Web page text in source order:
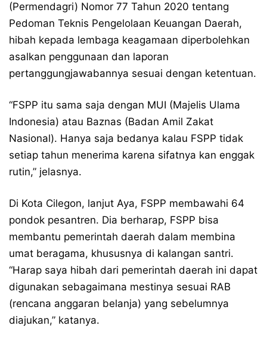
(Permendagri) Nomor 77 Tahun 2020 tentang
Pedoman Teknis Pengelolaan Keuangan Daerah,
hibah kepada lembaga keagamaan diperbolehkan
asalkan penggunaan dan laporan
pertanggungjawabannya sesuai dengan ketentuan.
“FSPP itu sama saja dengan MUI (Majelis Ulama
Indonesia) atau Baznas (Badan Amil Zakat
Nasional). Hanya saja bedanya kalau FSPP tidak
setiap tahun menerima karena sifatnya kan enggak
rutin,” jelasnya.
Di Kota Cilegon, lanjut Aya, FSPP membawahi 64
pondok pesantren. Dia berharap, FSPP bisa
membantu pemerintah daerah dalam membina
umat beragama, khususnya di kalangan santri.
“Harap saya hibah dari pemerintah daerah ini dapat
digunakan sebagaimana mestinya sesuai RAB
(rencana anggaran belanja) yang sebelumnya
diajukan,” katanya.